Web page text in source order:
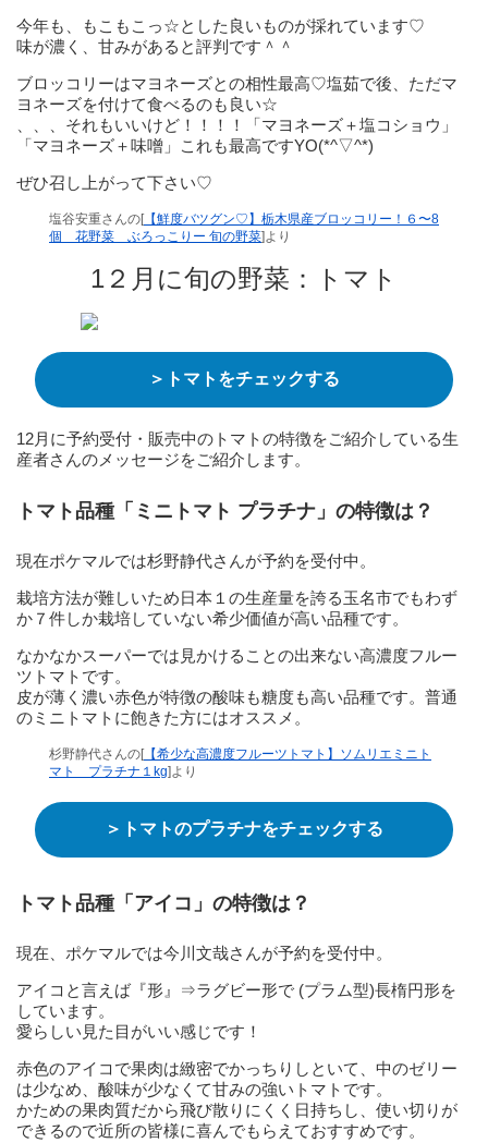
今年も、もこもこっ☆とした良いものが採れています♡
味が濃く、甘みがあると評判です＾＾
ブロッコリーはマヨネーズとの相性最高♡塩茹で後、ただマ
ヨネーズを付けて食べるのも良い☆
、、、それもいいけど！！！！「マヨネーズ＋塩コショウ」
「マヨネーズ＋味噌」これも最高ですYO(*^▽^*)
ぜひ召し上がって下さい♡
塩谷安重さんの[【鮮度バツグン♡】栃木県産ブロッコリー！６〜8
個 花野菜 ぶろっこりー 旬の野菜]より
1２月に旬の野菜：トマト
＞トマトをチェックする
12月に予約受付・販売中のトマトの特徴をご紹介している生
産者さんのメッセージをご紹介します。
トマト品種「ミニトマト プラチナ」の特徴は？
現在ポケマルでは杉野静代さんが予約を受付中。
栽培方法が難しいため日本１の生産量を誇る玉名市でもわず
か７件しか栽培していない希少価値が高い品種です。
なかなかスーパーでは見かけることの出来ない高濃度フルー
ツトマトです。
皮が薄く濃い赤色が特徴の酸味も糖度も高い品種です。普通
のミニトマトに飽きた方にはオススメ。
杉野静代さんの[【希少な高濃度フルーツトマト】ソムリエミニト
マト プラチナ１kg]より
＞トマトのプラチナをチェックする
トマト品種「アイコ」の特徴は？
現在、ポケマルでは今川文哉さんが予約を受付中。
アイコと言えば『形』⇒ラグビー形で (プラム型)長楕円形を
しています。
愛らしい見た目がいい感じです！
赤色のアイコで果肉は緻密でかっちりしといて、中のゼリー
は少なめ、酸味が少なくて甘みの強いトマトです。
かための果肉質だから飛び散りにくく日持ちし、使い切りが
できるので近所の皆様に喜んでもらえておすすめです。